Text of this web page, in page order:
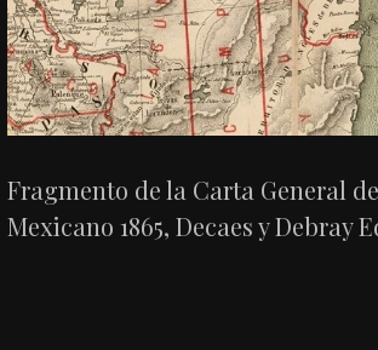
Fragmento de la Carta General
Mexicano 1865, Decaes y Debray